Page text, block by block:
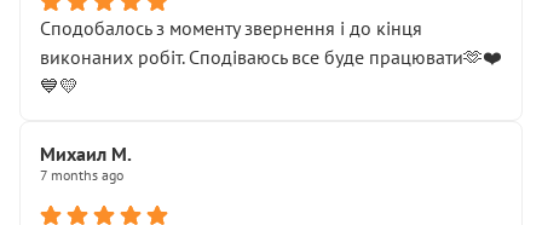
Сподобалось з моменту звернення і до кінця
виконаних робіт. Сподіваюсь все буде працювати🫶❤️
💙💛
Михаил М.
7 months ago